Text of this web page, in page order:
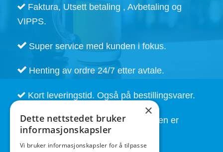
kr49,00 ,- NOK
kr149,00 ,- NOK
×
Dette nettstedet bruker
informasjonskapsler
Vi bruker informasjonskapsler for å tilpasse